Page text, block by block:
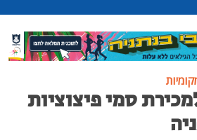
סמי פיצוציות